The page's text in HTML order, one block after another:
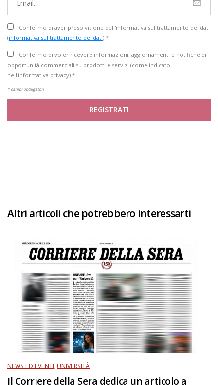
Confermo di aver preso visione dell'informativa sul trattamento dei dati
(informativa sul trattamento dei dati) *
Confermo di voler ricevere informazioni, aggiornamenti e notifiche di
opportunità commerciali su prodotti e servizi (come indicato
nell'informativa privacy) *
* campi obbligatori
REGISTRATI
Altri articoli che potrebbero interessarti
NEWS ED EVENTI,UNIVERSITÀ
Il Corriere della Sera dedica un articolo a